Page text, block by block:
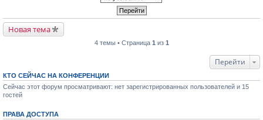
Новая тема
4 темы • Страница 1 из 1
Перейти
КТО СЕЙЧАС НА КОНФЕРЕНЦИИ
Сейчас этот форум просматривают: нет зарегистрированных пользователей и 15
гостей
ПРАВА ДОСТУПА